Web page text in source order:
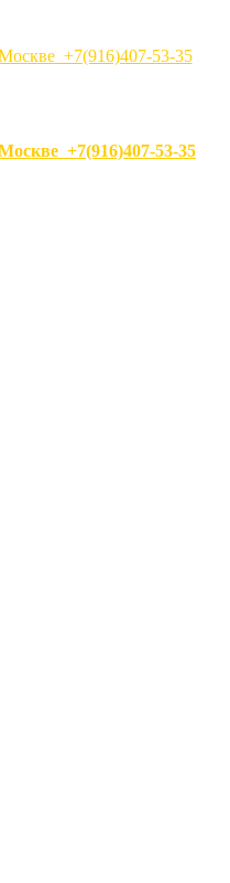
+7(916)407-53-35
+7(916)407-53-35